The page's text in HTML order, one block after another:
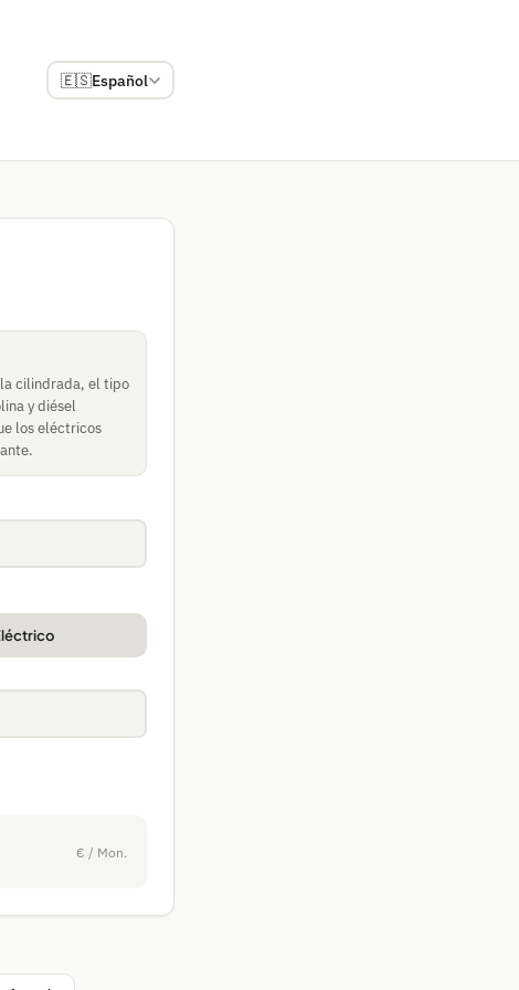
🇪🇸Español
cilindrada, el tipo
y diésel
los eléctricos
€ / Mon.